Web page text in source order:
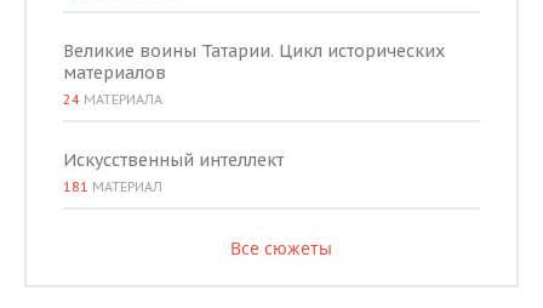
Великие воины Татарии. Цикл исторических
материалов
24 МАТЕРИАЛА
Искусственный интеллект
181 МАТЕРИАЛ
Все сюжеты